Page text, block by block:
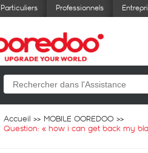
Particuliers Professionnels
Accueil
MOBILE OOREDOO
Question: « how i can get back my